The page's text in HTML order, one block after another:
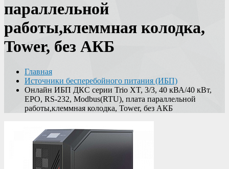
параллельной
работы,клеммная колодка,
Tower, без АКБ
Главная
Источники бесперебойного питания (ИБП)
Онлайн ИБП ДКС серии Trio XT, 3/3, 40 кВА/40 кВт,
EPO, RS-232, Modbus(RTU), плата параллельной
работы,клеммная колодка, Tower, без АКБ